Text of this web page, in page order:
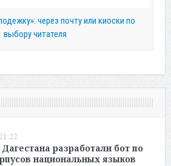
через почту или киоски по
выбору читателя
разработали бот по
национальных языков